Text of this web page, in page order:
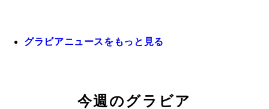
グラビアニュースをもっと見る
今週のグラビア